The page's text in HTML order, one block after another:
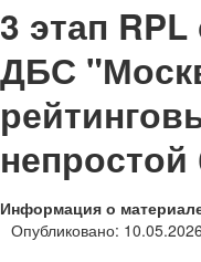
3 этап
ДБС
Информация о
Опубликовано: